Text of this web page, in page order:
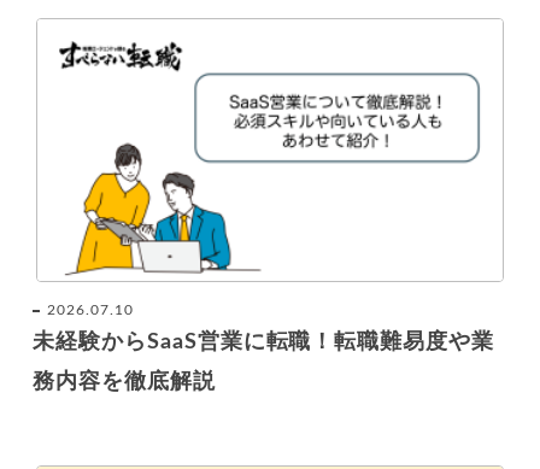
2026.07.10
未経験からSaaS営業に転職！転職難易度や業
務内容を徹底解説